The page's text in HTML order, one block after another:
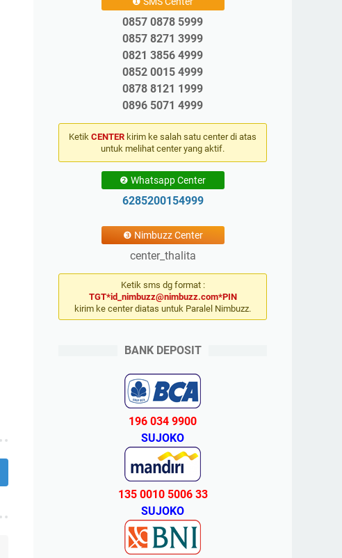
0857 0878 5999
0857 8271 3999
0821 3856 4999
0852 0015 4999
0878 8121 1999
0896 5071 4999
Ketik CENTER kirim ke salah satu center di atas
untuk melihat center yang aktif.
❷ Whatsapp Center
6285200154999
❸ Nimbuzz Center
center_thalita
Ketik sms dg format :
TGT*id_nimbuzz@nimbuzz.com*PIN
kirim ke center diatas untuk Paralel Nimbuzz.
BANK DEPOSIT
196 034 9900
SUJOKO
135 0010 5006 33
SUJOKO